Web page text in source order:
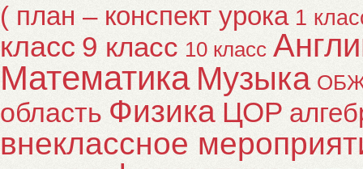
( план – конспект урока 1
класс 9 класс 10 класс
Математика Музыка
область Физика ЦОР
внеклассное